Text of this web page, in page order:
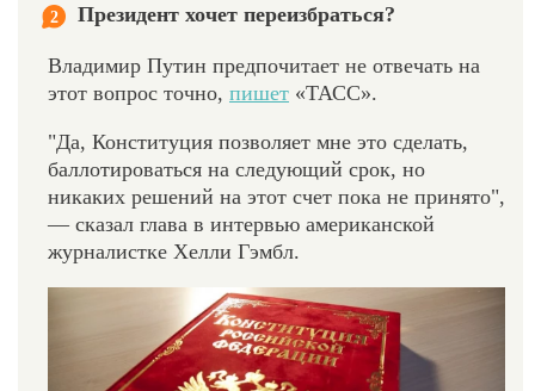
2 Президент хочет переизбраться?
Владимир Путин предпочитает не отвечать на
этот вопрос точно, пишет «ТАСС».
"Да, Конституция позволяет мне это сделать,
баллотироваться на следующий срок, но
никаких решений на этот счет пока не принято",
— сказал глава в интервью американской
журналистке Хелли Гэмбл.